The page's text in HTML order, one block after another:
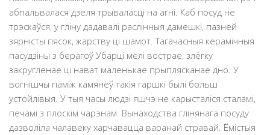
абпальвалася дзеля трываласці на агні. Каб посуд не
трэскаўся, у гліну дадавалі раслінныя дамешкі, пазней
зярністы пясок, жарству ці шамот. Тагачасныя керамiчныя
пасудзіны з берагоў Убарцi мелі вострае, злёгку
закругленае цi нават маленькае прыплясканае дно. У
вогнішчы паміж камянёў такія гаршкі былі больш
устойлівыя. У тыя часы людзі яшчэ не карысталіся сталамі,
печамі з плоскім чарэнам. Вынаходства глінянага посуду
дазволіла чалавеку харчавацца варанай стравай. Ёмістыя